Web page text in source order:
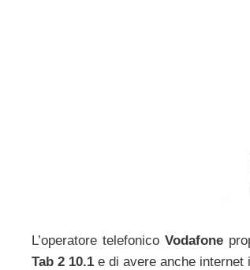
L’operatore telefonico Vodafone
Tab 2 10.1 e di avere anche internet